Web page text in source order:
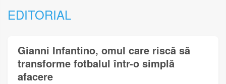
EDITORIAL
Gianni Infantino, omul care riscă să
transforme fotbalul într-o simplă
afacere